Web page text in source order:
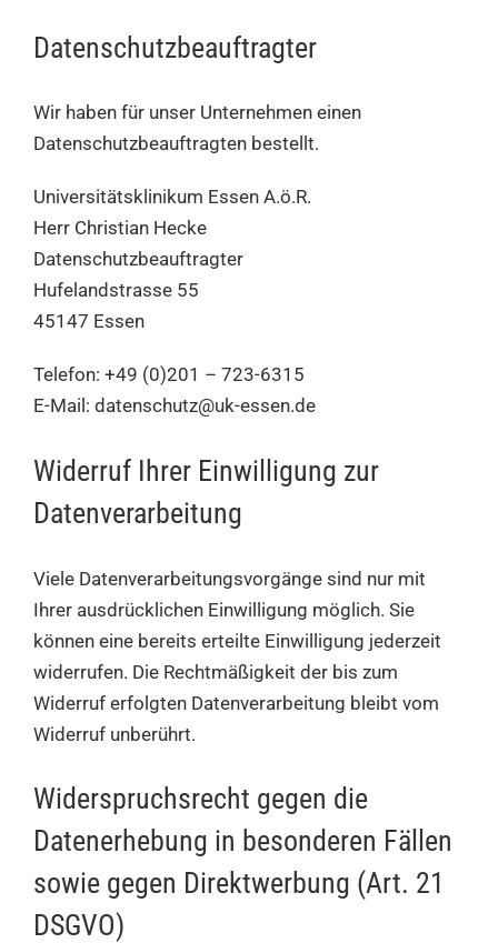
Datenschutz­beauftragter
Wir haben für unser Unternehmen einen
Datenschutzbeauftragten bestellt.
Universitätsklinikum Essen A.ö.R.
Herr Christian Hecke
Datenschutzbeauftragter
Hufelandstrasse 55
45147 Essen
Telefon: +49 (0)201 – 723-6315
E-Mail: datenschutz@uk-essen.de
Widerruf Ihrer Einwilligung zur
Datenverarbeitung
Viele Datenverarbeitungsvorgänge sind nur mit
Ihrer ausdrücklichen Einwilligung möglich. Sie
können eine bereits erteilte Einwilligung jederzeit
widerrufen. Die Rechtmäßigkeit der bis zum
Widerruf erfolgten Datenverarbeitung bleibt vom
Widerruf unberührt.
Widerspruchsrecht gegen die
Datenerhebung in besonderen Fällen
sowie gegen Direktwerbung (Art. 21
DSGVO)